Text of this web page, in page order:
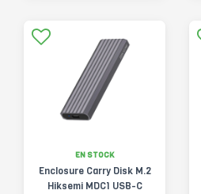
EN STOCK
Enclosure Carry Disk M.2
Hiksemi MDC1 USB-C